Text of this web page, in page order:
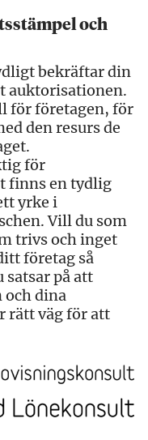
och
bekräftar din
auktorisationen.
för företagen, för
den resurs de
för
finns en tydlig
yrke i
Vill du som
trivs och inget
företag så
satsar på att
och dina
rätt väg för att